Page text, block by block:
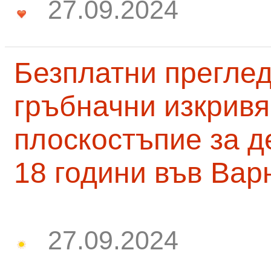
27.09.2024
Безплатни
гръбначни
плоскостъпие за
18 години във
27.09.2024